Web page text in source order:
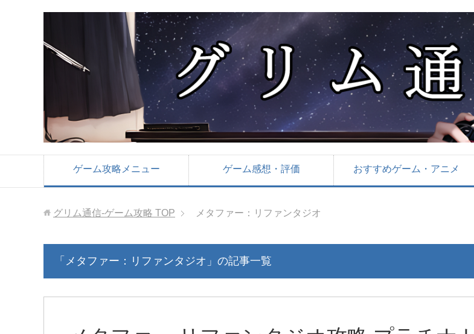
ゲーム攻略メニュー ゲーム感想・評価 おすすめゲーム・アニメ
グリム通信-ゲーム攻略 TOP メタファー：リファンタジオ
「メタファー：リファンタジオ」の記事一覧